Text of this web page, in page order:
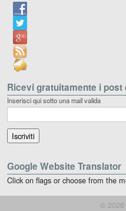
Ricevi gratuitamente i post
Inserisci qui sotto una mail valida
Google Website Translator
Click on flags or choose from the
© 2026